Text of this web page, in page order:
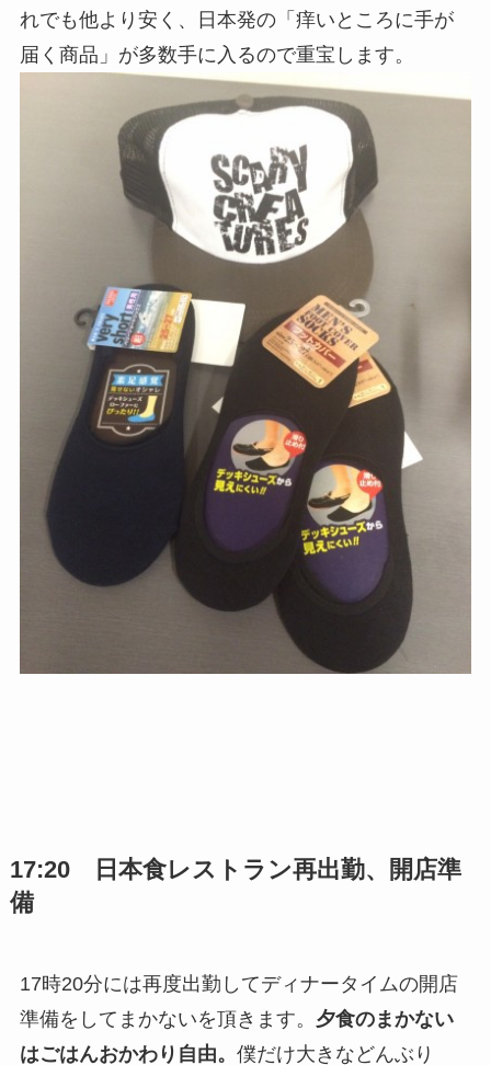
れでも他より安く、日本発の「痒いところに手が
届く商品」が多数手に入るので重宝します。
17:20 日本食レストラン再出勤、開店準
備
17時20分には再度出勤してディナータイムの開店
準備をしてまかないを頂きます。 夕食のまかない
はごはんおかわり自由。 僕だけ大きなどんぶり